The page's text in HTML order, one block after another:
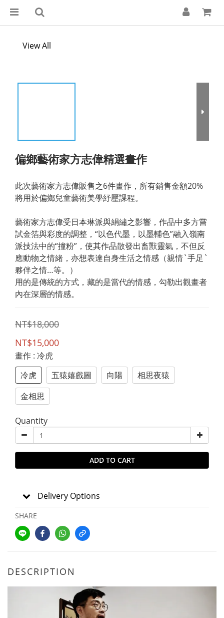
View All
偏鄉藝術家方志偉精選畫作
此次藝術家方志偉販售之6件畫作，所有銷售金額20%
將用於偏鄉兒童藝術美學紓壓課程。
藝術家方志偉受日本琳派與絹繡之影響，作品中多方嘗
試金箔與彩度的調整，“以色代墨，以墨輔色”融入嶺南
派技法中的“撞粉”，使其作品散發出畜獸靈氣，不但反
應動物之情緒，亦想表達自身生活之情感（親情`手足`
夥伴之情…等。）
用的是傳統的方式，藏的是當代的情感，勾勒出觀畫者
內在深層的情感。
NT$18,000
NT$15,000
畫作 : 冷虎
冷虎
五猿嬉戲圖 向陽
相思夜猿
金相思
Quantity
ADD TO CART
Delivery Options
SHARE
DESCRIPTION